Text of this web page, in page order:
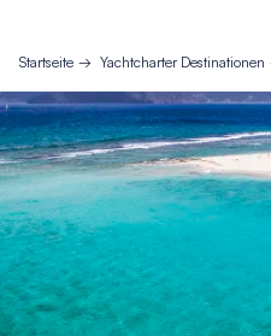
Startseite Yachtcharter Destinationen